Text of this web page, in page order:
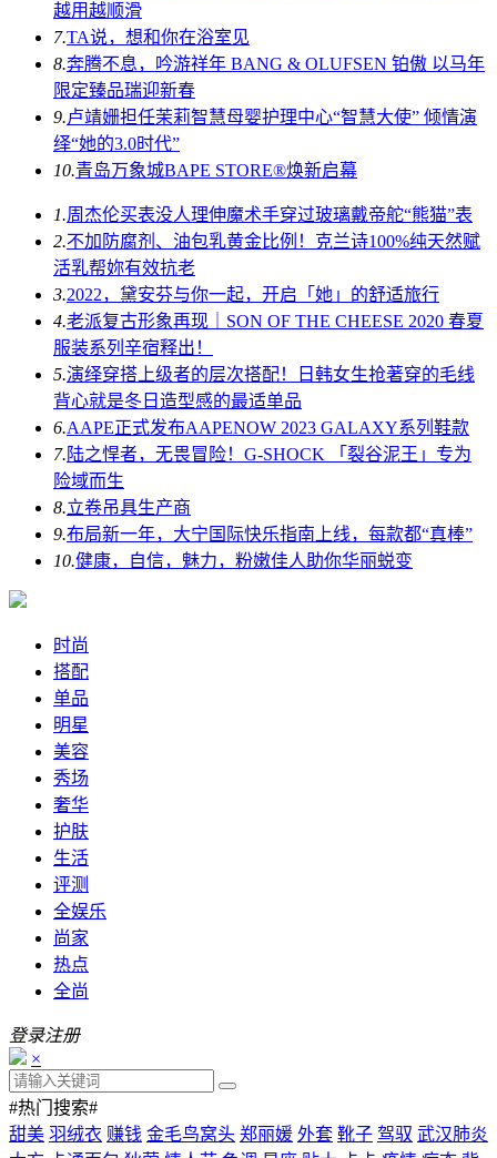
越用越顺滑
7.TA说，想和你在浴室见
8.奔腾不息，吟游祥年 BANG & OLUFSEN 铂傲 以马年
限定臻品瑞迎新春
9.卢靖姗担任茉莉智慧母婴护理中心“智慧大使” 倾情演
绎“她的3.0时代”
10.青岛万象城BAPE STORE®焕新启幕
1.周杰伦买表没人理伸魔术手穿过玻璃戴帝舵“熊猫”表
2.不加防腐剂、油包乳黄金比例！克兰诗100%纯天然赋
活乳帮妳有效抗老
3.2022，黛安芬与你一起，开启「她」的舒适旅行
4.老派复古形象再现｜SON OF THE CHEESE 2020 春夏
服装系列辛宿释出！
5.演绎穿搭上级者的层次搭配！日韩女生抢著穿的毛线
背心就是冬日造型感的最适单品
6.AAPE正式发布AAPENOW 2023 GALAXY系列鞋款
7.陆之悍者，无畏冒险！G-SHOCK 「裂谷泥王」专为
险域而生
8.立卷吊具生产商
9.布局新一年，大宁国际快乐指南上线，每款都“真棒”
10.健康，自信，魅力，粉嫩佳人助你华丽蜕变
时尚
搭配
单品
明星
美容
秀场
奢华
护肤
生活
评测
全娱乐
尚家
热点
全尚
登录注册
×
#热门搜索#
甜美 羽绒衣 赚钱 金毛鸟窝头 郑丽媛 外套 靴子 驾驭 武汉肺炎